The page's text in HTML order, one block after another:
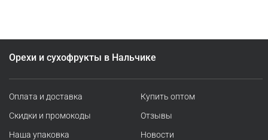
Орехи и сухофрукты в Нальчике
Оплата и доставка
Скидки и промокоды
Наша упаковка
Купить оптом
Отзывы
Новости